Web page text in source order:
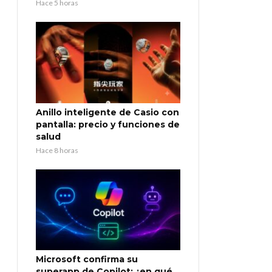
Hace 5 horas
Anillo inteligente de Casio con
pantalla: precio y funciones de
salud
Hace 8 horas
Microsoft confirma su